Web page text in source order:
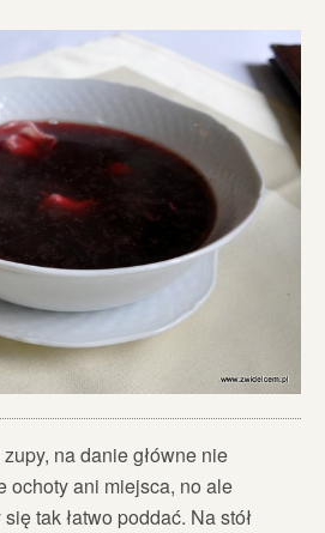
na danie główne nie
ochoty ani miejsca, no ale
tak łatwo poddać. Na stół